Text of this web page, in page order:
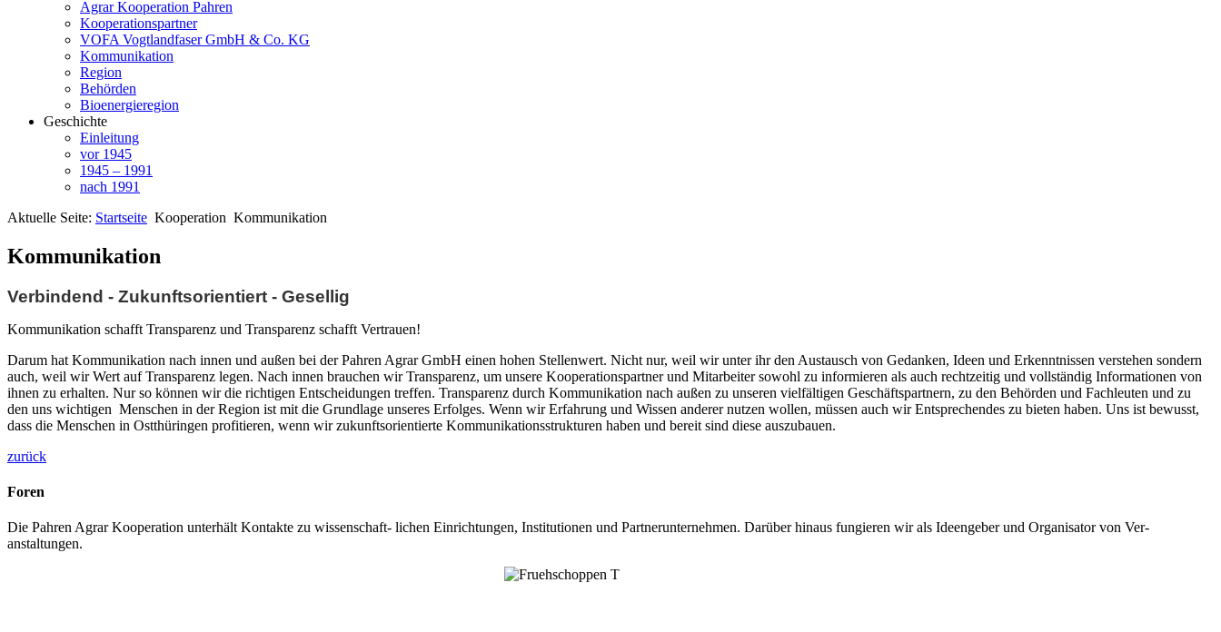
Agrar Kooperation Pahren
Kooperationspartner
VOFA Vogtlandfaser GmbH & Co. KG
Kommunikation
Region
Behörden
Bioenergieregion
Geschichte
Einleitung
vor 1945
1945 – 1991
nach 1991
Aktuelle Seite: Startseite Kooperation Kommunikation
Kommunikation
Verbindend - Zukunftsorientiert - Gesellig
Kommunikation schafft Transparenz und Transparenz schafft Vertrauen!
Darum hat Kommunikation nach innen und außen bei der Pahren Agrar GmbH einen hohen Stellenwert. Nicht nur, weil wir unter ihr den Austausch von Gedanken, Ideen und Erkenntnissen verstehen sondern
auch, weil wir Wert auf Transparenz legen. Nach innen brauchen wir Transparenz, um unsere Kooperationspartner und Mitarbeiter sowohl zu informieren als auch rechtzeitig und vollständig Informationen von
ihnen zu erhalten. Nur so können wir die richtigen Entscheidungen treffen. Transparenz durch Kommunikation nach außen zu unseren vielfältigen Geschäftspartnern, zu den Behörden und Fachleuten und zu
den uns wichtigen Menschen in der Region ist mit die Grundlage unseres Erfolges. Wenn wir Erfahrung und Wissen anderer nutzen wollen, müssen auch wir Entsprechendes zu bieten haben. Uns ist bewusst,
dass die Menschen in Ostthüringen profitieren, wenn wir zukunftsorientierte Kommunikationsstrukturen haben und bereit sind diese auszubauen.
zurück
Foren
Die Pahren Agrar Kooperation unterhält Kontakte zu wissenschaft- lichen Einrichtungen, Institutionen und Partnerunternehmen. Darüber hinaus fungieren wir als Ideengeber und Organisator von Ver-
anstaltungen.